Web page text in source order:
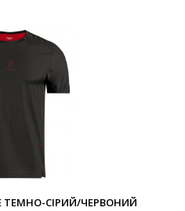
ТЕМНО-СІРИЙ/ЧЕРВОНИЙ